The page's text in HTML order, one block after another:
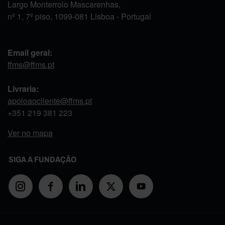
Largo Monterroio Mascarenhas,
nº 1, 7º piso, 1099-081 Lisboa - Portugal
Email geral:
ffms@ffms.pt
Livraria:
apoioaocliente@ffms.pt
+351 219 381 223
Ver no mapa
SIGA A FUNDAÇÃO